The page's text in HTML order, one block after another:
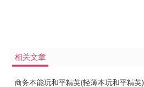
相关文章
商务本能玩和平精英(轻薄本玩和平精英)